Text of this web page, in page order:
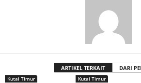
ARTIKEL TERKAIT DARI
Kutai Timur Kutai Timur